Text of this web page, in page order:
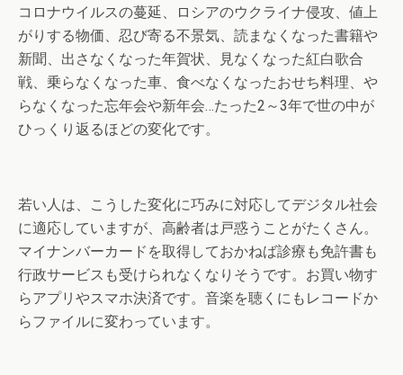
コロナウイルスの蔓延、ロシアのウクライナ侵攻、値上
がりする物価、忍び寄る不景気、読まなくなった書籍や
新聞、出さなくなった年賀状、見なくなった紅白歌合
戦、乗らなくなった車、食べなくなったおせち料理、や
らなくなった忘年会や新年会…たった2～3年で世の中が
ひっくり返るほどの変化です。
若い人は、こうした変化に巧みに対応してデジタル社会
に適応していますが、高齢者は戸惑うことがたくさん。
マイナンバーカードを取得しておかねば診療も免許書も
行政サービスも受けられなくなりそうです。お買い物す
らアプリやスマホ決済です。音楽を聴くにもレコードか
らファイルに変わっています。